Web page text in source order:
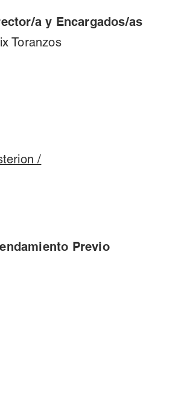
a y Encargados/as
Toranzos
/
Previo